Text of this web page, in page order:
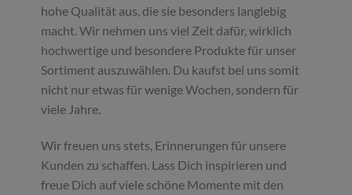
hohe Qualität aus, die sie besonders langlebig
macht. Wir nehmen uns viel Zeit dafür, wirklich
hochwertige und besondere Produkte für unser
Sortiment auszuwählen. Du kaufst bei uns somit
nicht nur etwas für wenige Wochen, sondern für
viele Jahre.
Wir freuen uns stets, Erinnerungen für unsere
Kunden zu schaffen. Lass Dich inspirieren und
freue Dich auf viele schöne Momente mit den